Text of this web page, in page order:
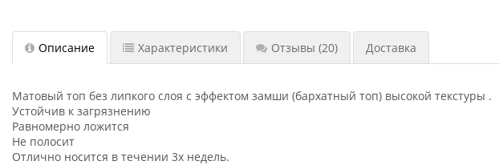
Описание Характеристики Отзывы (20) Доставка
Матовый топ без липкого слоя с эффектом замши (бархатный топ) высокой текстуры .
Устойчив к загрязнению
Равномерно ложится
Не полосит
Отлично носится в течении 3х недель.